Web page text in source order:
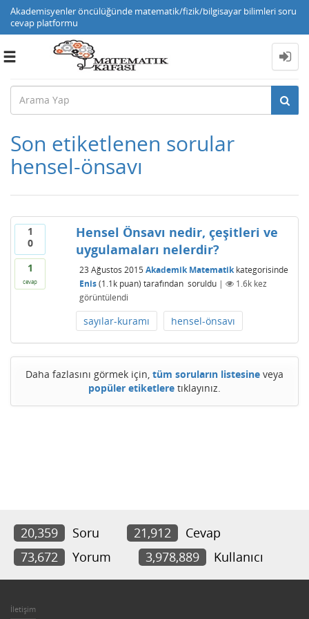
Akademisyenler öncülüğünde matematik/fizik/bilgisayar bilimleri soru
cevap platformu
Toggle
Son etiketlenen sorular
hensel-önsavı
1
0
1
cevap
Hensel Önsavı nedir, çeşitleri ve
uygulamaları nelerdir?
23 Ağustos 2015 Akademik Matematikkategorisinde
Enis (1.1kpuan) tarafından soruldu | 1.6kkez
görüntülendi
sayılar-kuramı hensel-önsavı
Daha fazlasını görmek için, tüm soruların listesine veya
popüler etiketlere tıklayınız.
20,359 Soru 21,912
Cevap
73,672
Yorum 3,978,889 Kullanıcı
İletişim